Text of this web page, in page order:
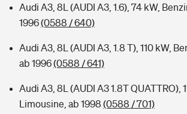
Typklassen: So ist Ihr Auto eingestuft
Sie haben Fragen?
Audi A3, 8L (AUDI A3, 1.6), 74 kW,
1996(0588 / 640)
Audi A3, 8L (AUDI A3, 1.8 T), 110 kW,
ab 1996(0588 / 641)
Audi A3, 8L (AUDI A3 1.8T QUATTRO),
Limousine, ab 1998 (0588 / 701)